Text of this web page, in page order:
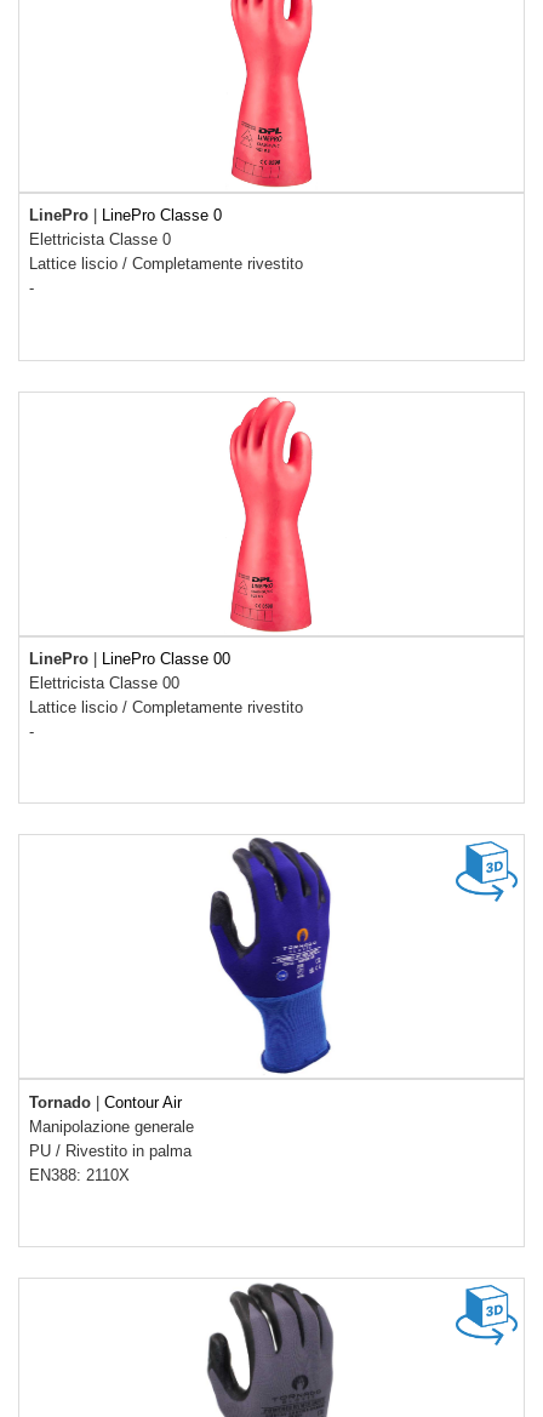
LinePro
LinePro Classe 0
Elettricista Classe 0
Lattice liscio /Completamente rivestito
-
LinePro
LinePro Classe 00
Elettricista Classe 00
Lattice liscio /Completamente rivestito
-
Tornado |Contour Air
Manipolazione generale
PU / Rivestito in palma
EN388: 2110X